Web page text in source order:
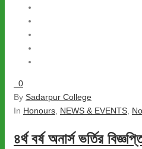
0
By Sadarpur College
In Honours NEWS & EVENTS
৪র্থ বর্ষ অনার্স ভর্তির